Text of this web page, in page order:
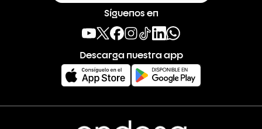
Síguenos en
Descarga nuestra app